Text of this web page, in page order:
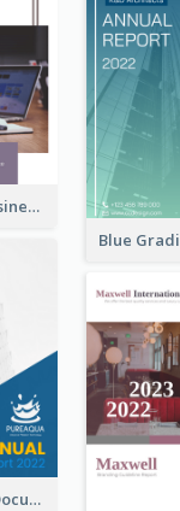
Best Vintage Business Report Design Template
Annual Report Documents Reports